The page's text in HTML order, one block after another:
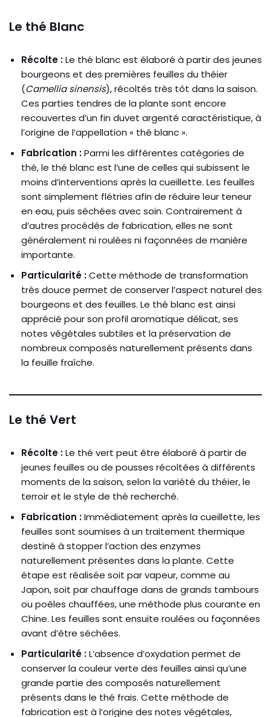
Le thé Blanc
Récolte :Le thé blanc est élaboré à partir des jeunes
bourgeons et des premières feuilles du théier
(Camellia sinensis), récoltés très tôt dans la saison.
Ces parties tendres de la plante sont encore
recouvertes d’un fin duvet argenté caractéristique, à
l’origine de l’appellation « thé blanc ».
Fabrication :Parmi les différentes catégories de
thé, le thé blanc est l’une de celles qui subissent le
moins d’interventions après la cueillette. Les feuilles
sont simplement flétries afin de réduire leur teneur
en eau, puis séchées avec soin. Contrairement à
d’autres procédés de fabrication, elles ne sont
généralement ni roulées ni façonnées de manière
importante.
Particularité :Cette méthode de transformation
très douce permet de conserver l’aspect naturel des
bourgeons et des feuilles. Le thé blanc est ainsi
apprécié pour son profil aromatique délicat, ses
notes végétales subtiles et la préservation de
nombreux composés naturellement présents dans
la feuille fraîche.
Le thé Vert
Récolte :Le thé vert peut être élaboré à partir de
jeunes feuilles ou de pousses récoltées à différents
moments de la saison, selon la variété du théier, le
terroir et le style de thé recherché.
Fabrication :Immédiatement après la cueillette, les
feuilles sont soumises à un traitement thermique
destiné à stopper l’action des enzymes
naturellement présentes dans la plante. Cette
étape est réalisée soit par vapeur, comme au
Japon, soit par chauffage dans de grands tambours
ou poêles chauffées, une méthode plus courante en
Chine. Les feuilles sont ensuite roulées ou façonnées
avant d’être séchées.
Particularité :L’absence d’oxydation permet de
conserver la couleur verte des feuilles ainsi qu’une
grande partie des composés naturellement
présents dans le thé frais. Cette méthode de
fabrication est à l’origine des notes végétales,